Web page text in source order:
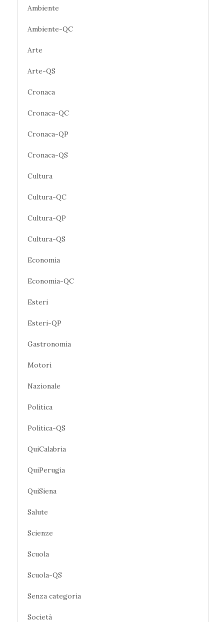
Ambiente
Ambiente-QC
Arte
Arte-QS
Cronaca
Cronaca-QC
Cronaca-QP
Cronaca-QS
Cultura
Cultura-QC
Cultura-QP
Cultura-QS
Economia
Economia-QC
Esteri
Esteri-QP
Gastronomia
Motori
Nazionale
Politica
Politica-QS
QuiCalabria
QuiPerugia
QuiSiena
Salute
Scienze
Scuola
Scuola-QS
Senza categoria
Società